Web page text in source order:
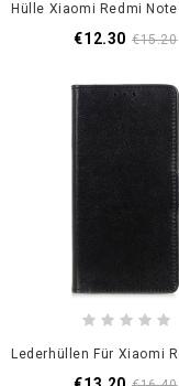
€12.30 €15.20